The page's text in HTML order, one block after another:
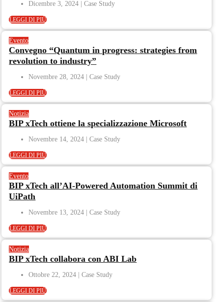
Dicembre 3, 2024
LEGGI DI PIÙ
Evento
Convegno “Quantum in progress: strategies from
revolution to industry”
Novembre 28, 2024
LEGGI DI PIÙ
Notizia
BIP xTech ottiene la specializzazione Microsoft
Novembre 14, 2024
LEGGI DI PIÙ
Evento
BIP xTech all’AI-Powered Automation Summit di
UiPath
Novembre 13, 2024
LEGGI DI PIÙ
Notizia
BIP xTech collabora con ABI Lab
Ottobre 22, 2024
LEGGI DI PIÙ